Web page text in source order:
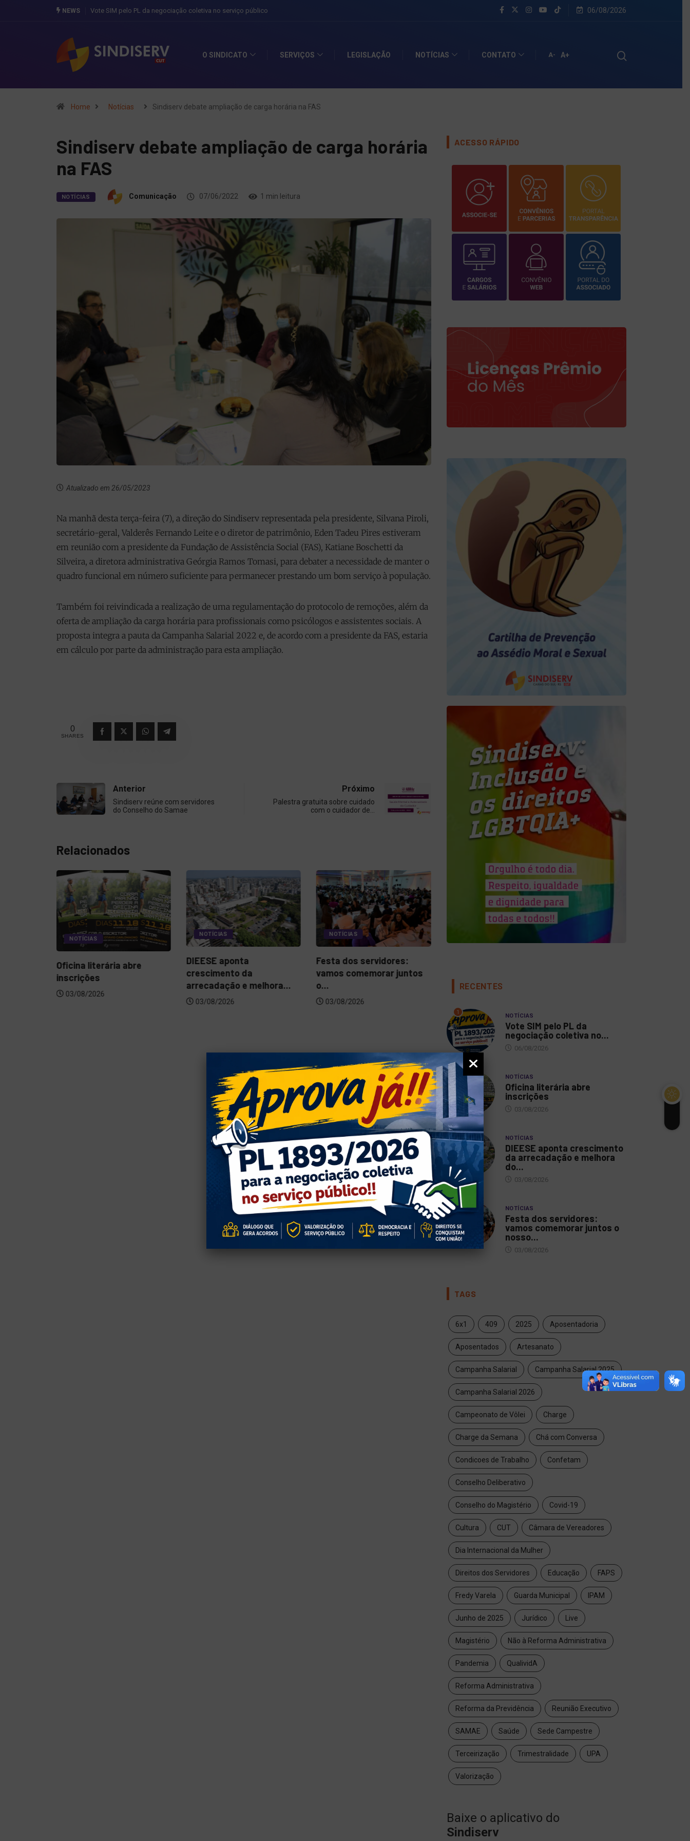
NEWS Oficina literária abre inscrições 06/08/2026
O SINDICATO SERVIÇOS LEGISLAÇÃO NOTÍCIAS CONTATO A- A+
Home Notícias Sindiserv debate ampliação de carga horária na FAS
Sindiserv debate ampliação de carga horária
na FAS
NOTÍCIAS Comunicação 07/06/2022 1 min leitura
Atualizado em 26/05/2023
Na manhã desta terça-feira (7), a direção do Sindiserv representada pela presidente, Silvana Piroli,
secretário-geral, Valderês Fernando Leite e o diretor de patrimônio, Eden Tadeu Pires estiveram
em reunião com a presidente da Fundação de Assistência Social (FAS), Katiane Boschetti da
Silveira, a diretora administrativa Geórgia Ramos Tomasi, para debater a necessidade de manter o
quadro funcional em número suficiente para permanecer prestando um bom serviço à população.
Também foi reivindicada a realização de uma regulamentação do protocolo de remoções, além da
oferta de ampliação da carga horária para profissionais como psicólogos e assistentes sociais. A
proposta integra a pauta da Campanha Salarial 2022 e, de acordo com a presidente da FAS, estaria
em cálculo por parte da administração para esta ampliação.
0
SHARES
Anterior
Sindiserv reúne com servidores
do Conselho do Samae
Próximo
Palestra gratuita sobre cuidado
com o cuidador de…
Relacionados
NOTÍCIAS
Oficina literária abre
inscrições
03/08/2026
NOTÍCIAS
DIEESE aponta
crescimento da
arrecadação e melhora...
03/08/2026
NOTÍCIAS
Festa dos servidores:
vamos comemorar juntos
o...
03/08/2026
negociação coletiva...
06/08/2026
NOTÍCIAS
ACESSO RÁPIDO
RECENTES
1
NOTÍCIAS
Vote SIM pelo PL da
negociação coletiva no...
06/08/2026
NOTÍCIAS
Oficina literária abre
inscrições
03/08/2026
3
NOTÍCIAS
DIEESE aponta crescimento
da arrecadação e melhora
do...
03/08/2026
4
NOTÍCIAS
Festa dos servidores:
vamos comemorar juntos o
nosso...
03/08/2026
TAGS
6x1 409 2025 Aposentadoria
Aposentados Artesanato
Campanha Salarial Campanha Salarial 2025
Campanha Salarial 2026
Campeonato de Vôlei Charge
Charge da Semana Chá com Conversa
Condicoes de Trabalho Confetam
Conselho Deliberativo
Conselho do Magistério Covid-19
Cultura CUT Câmara de Vereadores
Dia Internacional da Mulher
Direitos dos Servidores Educação FAPS
Fredy Varela Guarda Municipal IPAM
Junho de 2025 Jurídico Live
Magistério Não à Reforma Administrativa
Pandemia QualividA
Reforma Administrativa
Reforma da Previdência Reunião Executivo
SAMAE Saúde Sede Campestre
Terceirização Trimestralidade UPA
Valorização
Baixe o aplicativo do
Sindiserv